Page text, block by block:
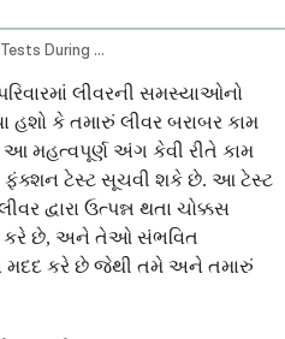
Liver Function Tests During Pregnancy And With Family History
લીવરની સમસ્યાઓનો
હશો કે તમારું લીવર બરાબર કામ
આ મહત્વપૂર્ણ અંગ કેવી રીતે કામ
ફંક્શન ટેસ્ટ સૂચવી શકે છે. આ ટેસ્ટ
દ્વારા ઉત્પન્ન થતા ચોક્કસ
કરે છે, અને તેઓ સંભવિત
મદદ કરે છે જેથી તમે અને તમારું